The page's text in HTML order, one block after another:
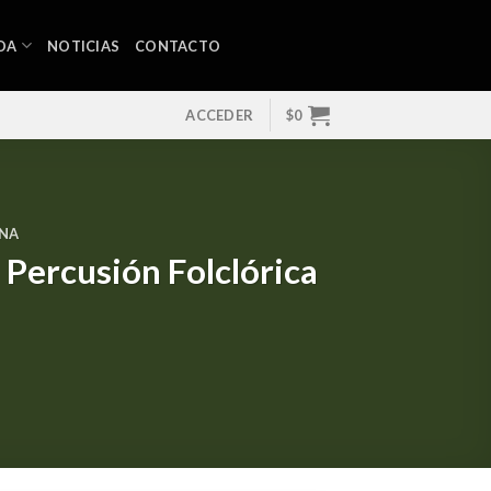
NOTICIAS CONTACTO
ACCEDER $0
Folclórica